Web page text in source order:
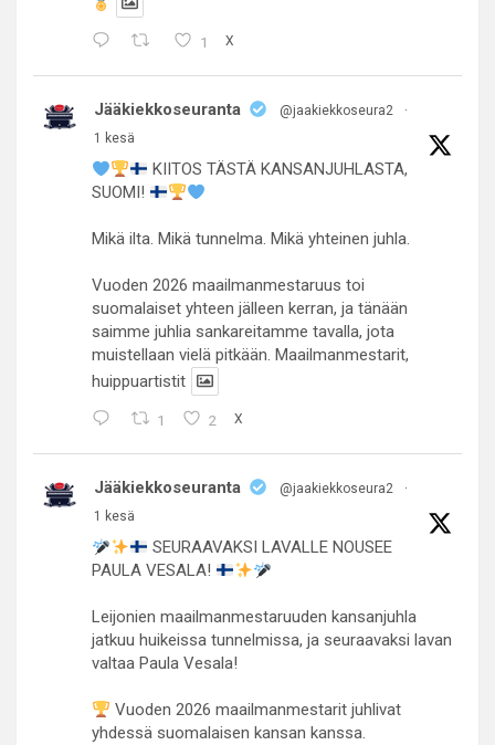
1 X
Jääkiekkoseuranta @jaakiekkoseura2
·
1 kesä
KIITOS TÄSTÄ KANSANJUHLASTA,
SUOMI!
Mikä ilta. Mikä tunnelma. Mikä yhteinen juhla.
Vuoden 2026 maailmanmestaruus toi
suomalaiset yhteen jälleen kerran, ja tänään
saimme juhlia sankareitamme tavalla, jota
muistellaan vielä pitkään. Maailmanmestarit,
huippuartistit
1 2 X
Jääkiekkoseuranta @jaakiekkoseura2
·
1 kesä
SEURAAVAKSI LAVALLE NOUSEE
PAULA VESALA!
Leijonien maailmanmestaruuden kansanjuhla
jatkuu huikeissa tunnelmissa, ja seuraavaksi lavan
valtaa Paula Vesala!
Vuoden 2026 maailmanmestarit juhlivat
yhdessä suomalaisen kansan kanssa.